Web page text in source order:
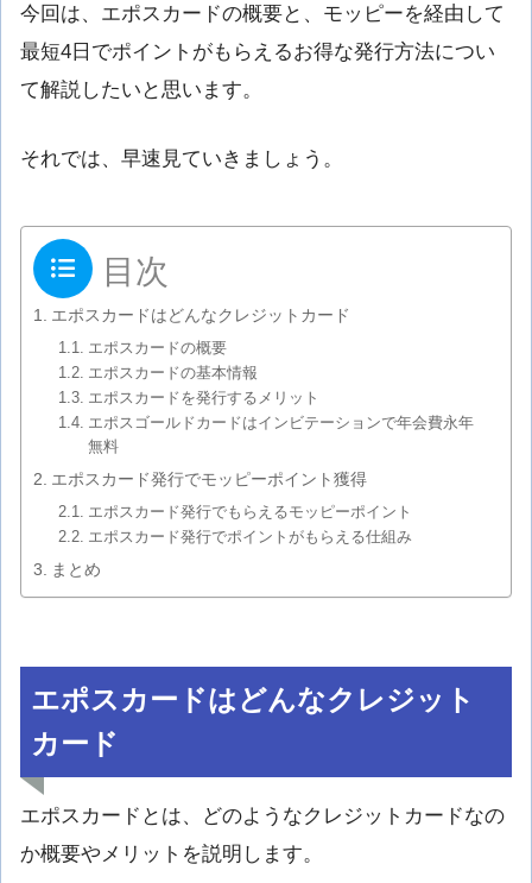
今回は、エポスカードの概要と、モッピーを経由して
最短4日でポイントがもらえるお得な発行方法につい
て解説したいと思います。
それでは、早速見ていきましょう。
目次
エポスカードはどんなクレジットカード
エポスカードの概要
エポスカードの基本情報
エポスカードを発行するメリット
エポスゴールドカードはインビテーションで年会費永年
無料
エポスカード発行でモッピーポイント獲得
エポスカード発行でもらえるモッピーポイント
エポスカード発行でポイントがもらえる仕組み
まとめ
エポスカードはどんなクレジット
カード
エポスカードとは、どのようなクレジットカードなの
か概要やメリットを説明します。